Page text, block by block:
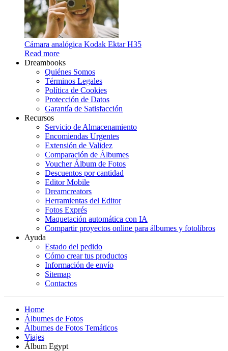
Cámara analógica Kodak Ektar H35
Read more
Dreambooks
Quiénes Somos
Términos Legales
Política de Cookies
Protección de Datos
Garantía de Satisfacción
Recursos
Servicio de Almacenamiento
Encomiendas Urgentes
Extensión de Validez
Comparación de Álbumes
Voucher Álbum de Fotos
Descuentos por cantidad
Editor Mobile
Dreamcreators
Herramientas del Editor
Fotos Exprés
Maquetación automática con IA
Compartir proyectos online para álbumes y fotolibros
Ayuda
Estado del pedido
Cómo crear tus productos
Información de envío
Sitemap
Contactos
Home
Álbumes de Fotos
Álbumes de Fotos Temáticos
Viajes
Álbum Egypt